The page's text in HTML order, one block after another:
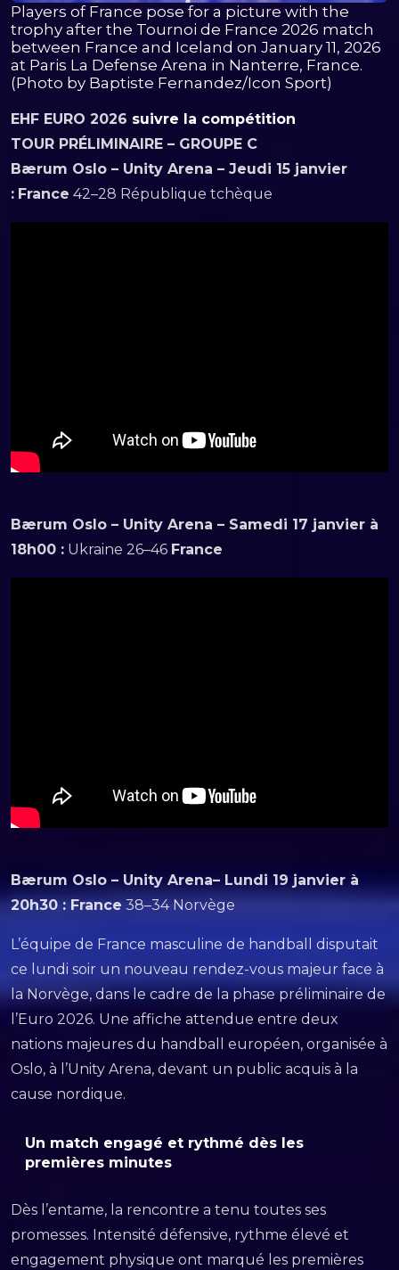
Players of France pose for a picture with the
trophy after the Tournoi de France 2026 match
between France and Iceland on January 11, 2026
at Paris La Defense Arena in Nanterre, France.
(Photo by Baptiste Fernandez/Icon Sport)
EHF EURO 2026 suivre la compétition
TOUR PRÉLIMINAIRE – GROUPE C
Bærum Oslo – Unity Arena – Jeudi 15 janvier
: France 42–28 République tchèque
Bærum Oslo – Unity Arena – Samedi 17 janvier à
18h00 : Ukraine 26–46 France
Bærum Oslo – Unity Arena– Lundi 19 janvier à
20h30 : France 38–34 Norvège
L’équipe de France masculine de handball disputait
ce lundi soir un nouveau rendez-vous majeur face à
la Norvège, dans le cadre de la phase préliminaire de
l’Euro 2026. Une affiche attendue entre deux
nations majeures du handball européen, organisée à
Oslo, à l’Unity Arena, devant un public acquis à la
cause nordique.
Un match engagé et rythmé dès les
premières minutes
Dès l’entame, la rencontre a tenu toutes ses
promesses. Intensité défensive, rythme élevé et
engagement physique ont marqué les premières